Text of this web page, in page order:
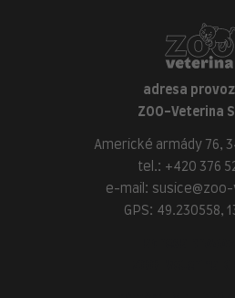
adresa
ZOO-Veterina
Americké armády 76,
tel.: +420 376
e-mail:
GPS: 49.230558,